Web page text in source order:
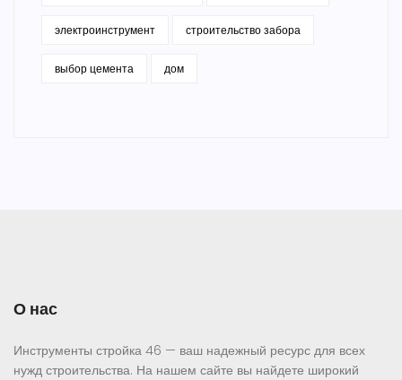
электроинструмент строительство забора
выбор цемента дом
О нас
Инструменты стройка 46 — ваш надежный ресурс для всех
нужд строительства. На нашем сайте вы найдете широкий